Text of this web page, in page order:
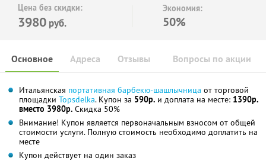
Цена без скидки:
3980 руб.
Экономия:
50%
Основное Отзывы Вопросы по акции
Адреса
Итальянская портативная барбекю-шашлычница от торговой
площадки Topsdelka. Купон за 590р. и доплата на месте: 1390р.
вместо 3980р. Скидка 50%
Внимание! Купон является первоначальным взносом от общей
стоимости услуги. Полную стоимость необходимо доплатить на
месте
Купон действует на один заказ